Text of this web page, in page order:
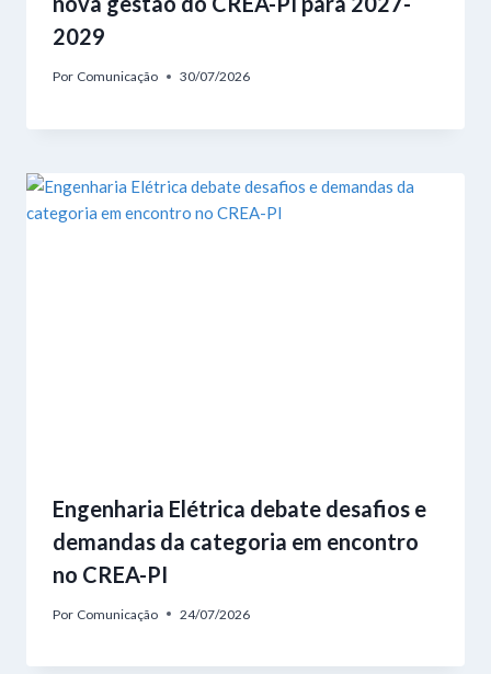
2029
Por Comunicação 30/07/2026
Engenharia Elétrica debate desafios e
demandas da categoria em encontro
no CREA-PI
Por Comunicação 24/07/2026